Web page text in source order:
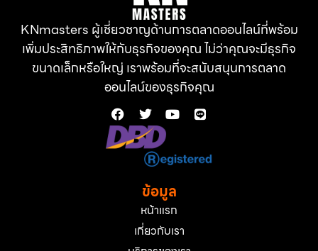
KNmasters ผู้เชี่ยวชาญด้านการตลาดออนไลน์ที่พร้อม
เพิ่มประสิทธิภาพให้กับธุรกิจของคุณ ไม่ว่าคุณจะมีธุรกิจ
ขนาดเล็กหรือใหญ่ เราพร้อมที่จะสนับสนุนการตลาด
ออนไลน์ของธุรกิจคุณ
ข้อมูล
หน้าแรก
เกี่ยวกับเรา